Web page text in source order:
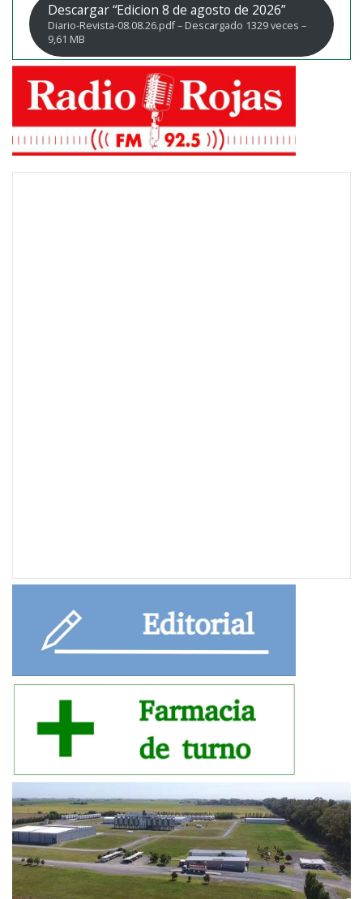
Descargar “Edicion 8 de agosto de 2026”
Diario-Revista-08.08.26.pdf – Descargado 1329 veces –
9,61 MB